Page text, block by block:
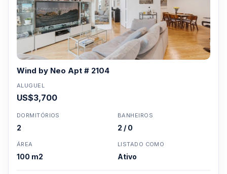
Wind by Neo Apt # 2104
ALUGUEL
US$3,700
DORMITÓRIOS
2
BANHEIROS
2 / 0
ÁREA
100 m2
LISTADO COMO
Ativo